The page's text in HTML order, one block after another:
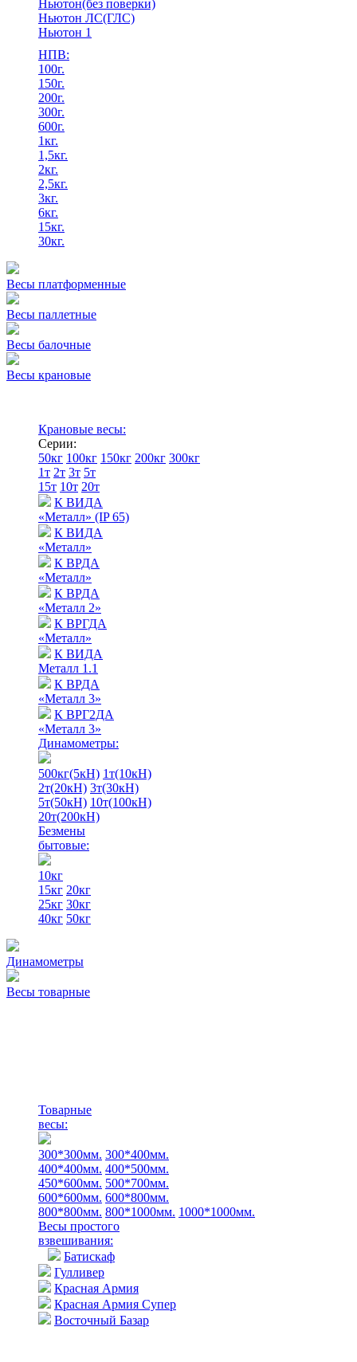
Ньютон(без поверки)
Ньютон ЛС(ГЛС)
Ньютон 1
НПВ:
100г.
150г.
200г.
300г.
600г.
1кг.
1,5кг.
2кг.
2,5кг.
3кг.
6кг.
15кг.
30кг.
Весы платформенные
Весы паллетные
Весы балочные
Весы крановые
Крановые весы:
Серии:
50кг 100кг 150кг 200кг 300кг
1т 2т 3т 5т
15т 10т 20т
К ВИДА
«Металл» (IP 65)
К ВИДА
«Металл»
К ВРДА
«Металл»
К ВРДА
«Металл 2»
К ВРГДА
«Металл»
К ВИДА
Металл 1.1
К ВРДА
«Металл 3»
К ВРГ2ДА
«Металл 3»
Динамометры:
500кг(5кН) 1т(10кН)
2т(20кН) 3т(30кН)
5т(50кН) 10т(100кН)
20т(200кН)
Безмены
бытовые:
10кг
15кг 20кг
25кг 30кг
40кг 50кг
Динамометры
Весы товарные
Товарные
весы:
300*300мм. 300*400мм.
400*400мм. 400*500мм.
450*600мм. 500*700мм.
600*600мм. 600*800мм.
800*800мм. 800*1000мм. 1000*1000мм.
Весы простого
взвешивания:
Батискаф
Гулливер
Красная Армия
Красная Армия Супер
Восточный Базар